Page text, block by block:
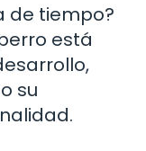
de tiempo?
está
su